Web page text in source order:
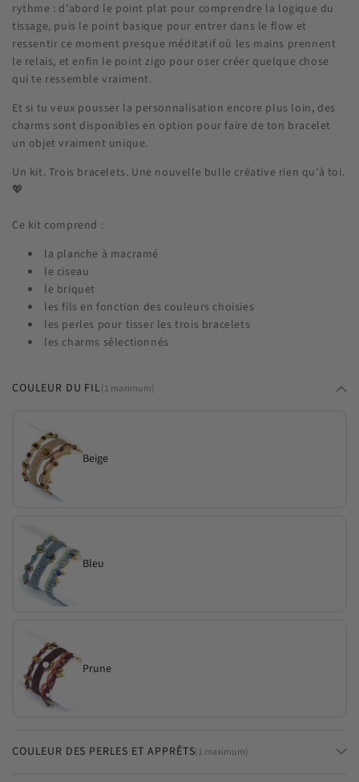
rythme : d'abord le point plat pour comprendre la logique du
tissage, puis le point basique pour entrer dans le flow et
ressentir ce moment presque méditatif où les mains prennent
le relais, et enfin le point zigo pour oser créer quelque chose
qui te ressemble vraiment.
Et si tu veux pousser la personnalisation encore plus loin, des
charms sont disponibles en option pour faire de ton bracelet
un objet vraiment unique.
Un kit. Trois bracelets. Une nouvelle bulle créative rien qu'à toi.
💖
Ce kit comprend :
la planche à macramé
le ciseau
le briquet
les fils en fonction des couleurs choisies
les perles pour tisser les trois bracelets
les charms sélectionnés
COULEUR DU FIL(1 maximum)
Beige
Bleu
Prune
COULEUR DES PERLES ET APPRÊTS(1 maximum)